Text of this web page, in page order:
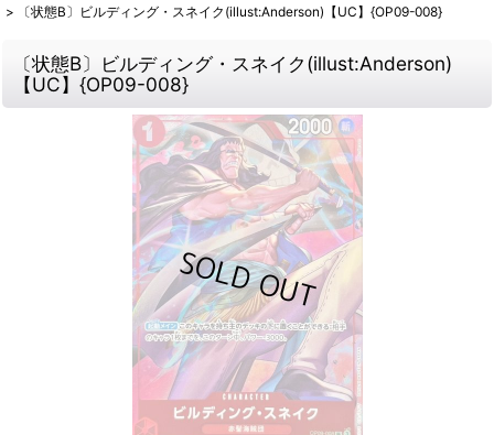
>
〔状態B〕ビルディング・スネイク(illust:Anderson)【UC】{OP09-008}
〔状態B〕ビルディング・スネイク(illust:Anderson)
【UC】{OP09-008}